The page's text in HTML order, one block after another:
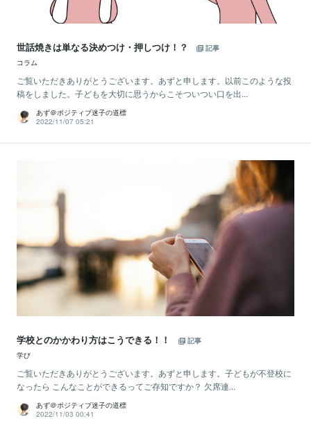
世話焼きは単なる決めつけ・押しつけ！？
記事
コラム
ご覧いただきありがとうございます。あずと申します。以前このような投
稿をしました。子どもを大切に思うからこそついつい口を出...
あず＠ポジティブ迷子の道標
2022/11/07 05:21
学校とのかかわり方はこうできる！！
記事
学び
ご覧いただきありがとうございます。あずと申します。子どもが不登校に
なったら こんなことができるってご存知ですか？ 欠席連...
あず＠ポジティブ迷子の道標
2022/11/03 00:41